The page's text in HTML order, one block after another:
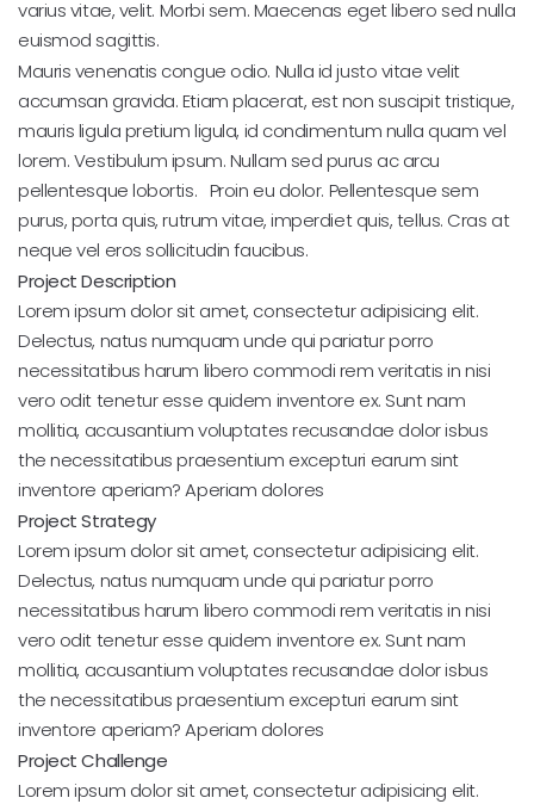
varius vitae, velit. Morbi sem. Maecenas eget libero sed nulla
euismod sagittis.
Mauris venenatis congue odio. Nulla id justo vitae velit
accumsan gravida. Etiam placerat, est non suscipit tristique,
mauris ligula pretium ligula, id condimentum nulla quam vel
lorem. Vestibulum ipsum. Nullam sed purus ac arcu
pellentesque lobortis. Proin eu dolor. Pellentesque sem
purus, porta quis, rutrum vitae, imperdiet quis, tellus. Cras at
neque vel eros sollicitudin faucibus.
Project Description
Lorem ipsum dolor sit amet, consectetur adipisicing elit.
Delectus, natus numquam unde qui pariatur porro
necessitatibus harum libero commodi rem veritatis in nisi
vero odit tenetur esse quidem inventore ex. Sunt nam
mollitia, accusantium voluptates recusandae dolor isbus
the necessitatibus praesentium excepturi earum sint
inventore aperiam? Aperiam dolores
Project Strategy
Lorem ipsum dolor sit amet, consectetur adipisicing elit.
Delectus, natus numquam unde qui pariatur porro
necessitatibus harum libero commodi rem veritatis in nisi
vero odit tenetur esse quidem inventore ex. Sunt nam
mollitia, accusantium voluptates recusandae dolor isbus
the necessitatibus praesentium excepturi earum sint
inventore aperiam? Aperiam dolores
Project Challenge
Lorem ipsum dolor sit amet, consectetur adipisicing elit.